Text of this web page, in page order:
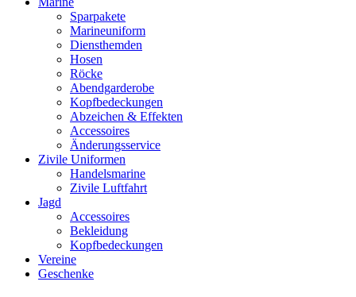
Sparpakete
Marineuniform
Diensthemden
Hosen
Röcke
Abendgarderobe
Kopfbedeckungen
Abzeichen & Effekten
Accessoires
Änderungsservice
Zivile Uniformen
Handelsmarine
Zivile Luftfahrt
Jagd
Accessoires
Bekleidung
Kopfbedeckungen
Vereine
Geschenke